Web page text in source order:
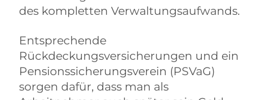
des kompletten Verwaltungsaufwands.
Entsprechende
Rückdeckungsversicherungen und ein
Pensionssicherungsverein (PSVaG)
sorgen dafür, dass man als